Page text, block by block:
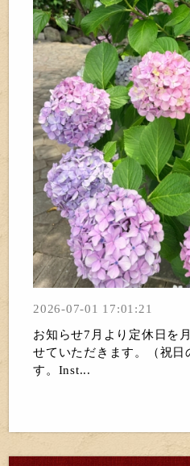
2026-07-01 17:01:21
お知らせ7月より定休日を
せていただきます。（祝日
す。Inst...